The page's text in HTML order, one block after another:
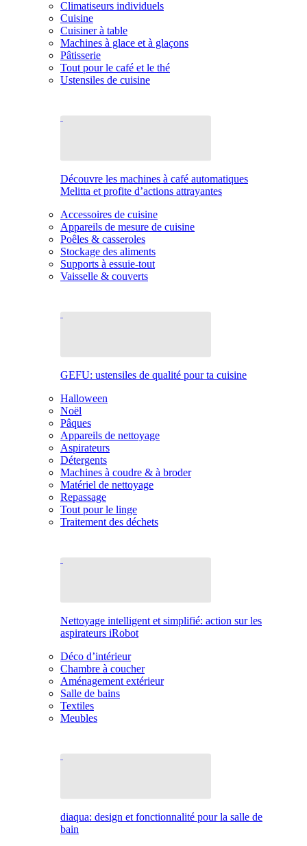
Climatiseurs individuels
Cuisine
Cuisiner à table
Machines à glace et à glaçons
Pâtisserie
Tout pour le café et le thé
Ustensiles de cuisine
Découvre les machines à café automatiques
Melitta et profite d’actions attrayantes
Accessoires de cuisine
Appareils de mesure de cuisine
Poêles & casseroles
Stockage des aliments
Supports à essuie-tout
Vaisselle & couverts
GEFU: ustensiles de qualité pour ta cuisine
Halloween
Noël
Pâques
Appareils de nettoyage
Aspirateurs
Détergents
Machines à coudre & à broder
Matériel de nettoyage
Repassage
Tout pour le linge
Traitement des déchets
Nettoyage intelligent et simplifié: action sur les
aspirateurs iRobot
Déco d’intérieur
Chambre à coucher
Aménagement extérieur
Salle de bains
Textiles
Meubles
diaqua: design et fonctionnalité pour la salle de
bain